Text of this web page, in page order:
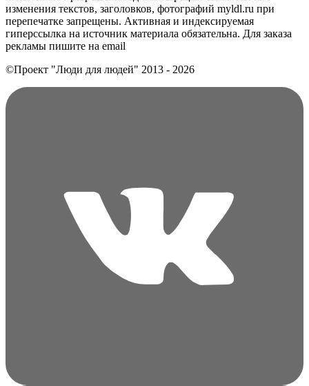
изменения текстов, заголовков, фотографий myldl.ru при
перепечатке запрещены. Активная и индексируемая
гиперссылка на источник материала обязательна. Для заказа
рекламы пишите на еmail
©Проект "Люди для людей" 2013 - 2026